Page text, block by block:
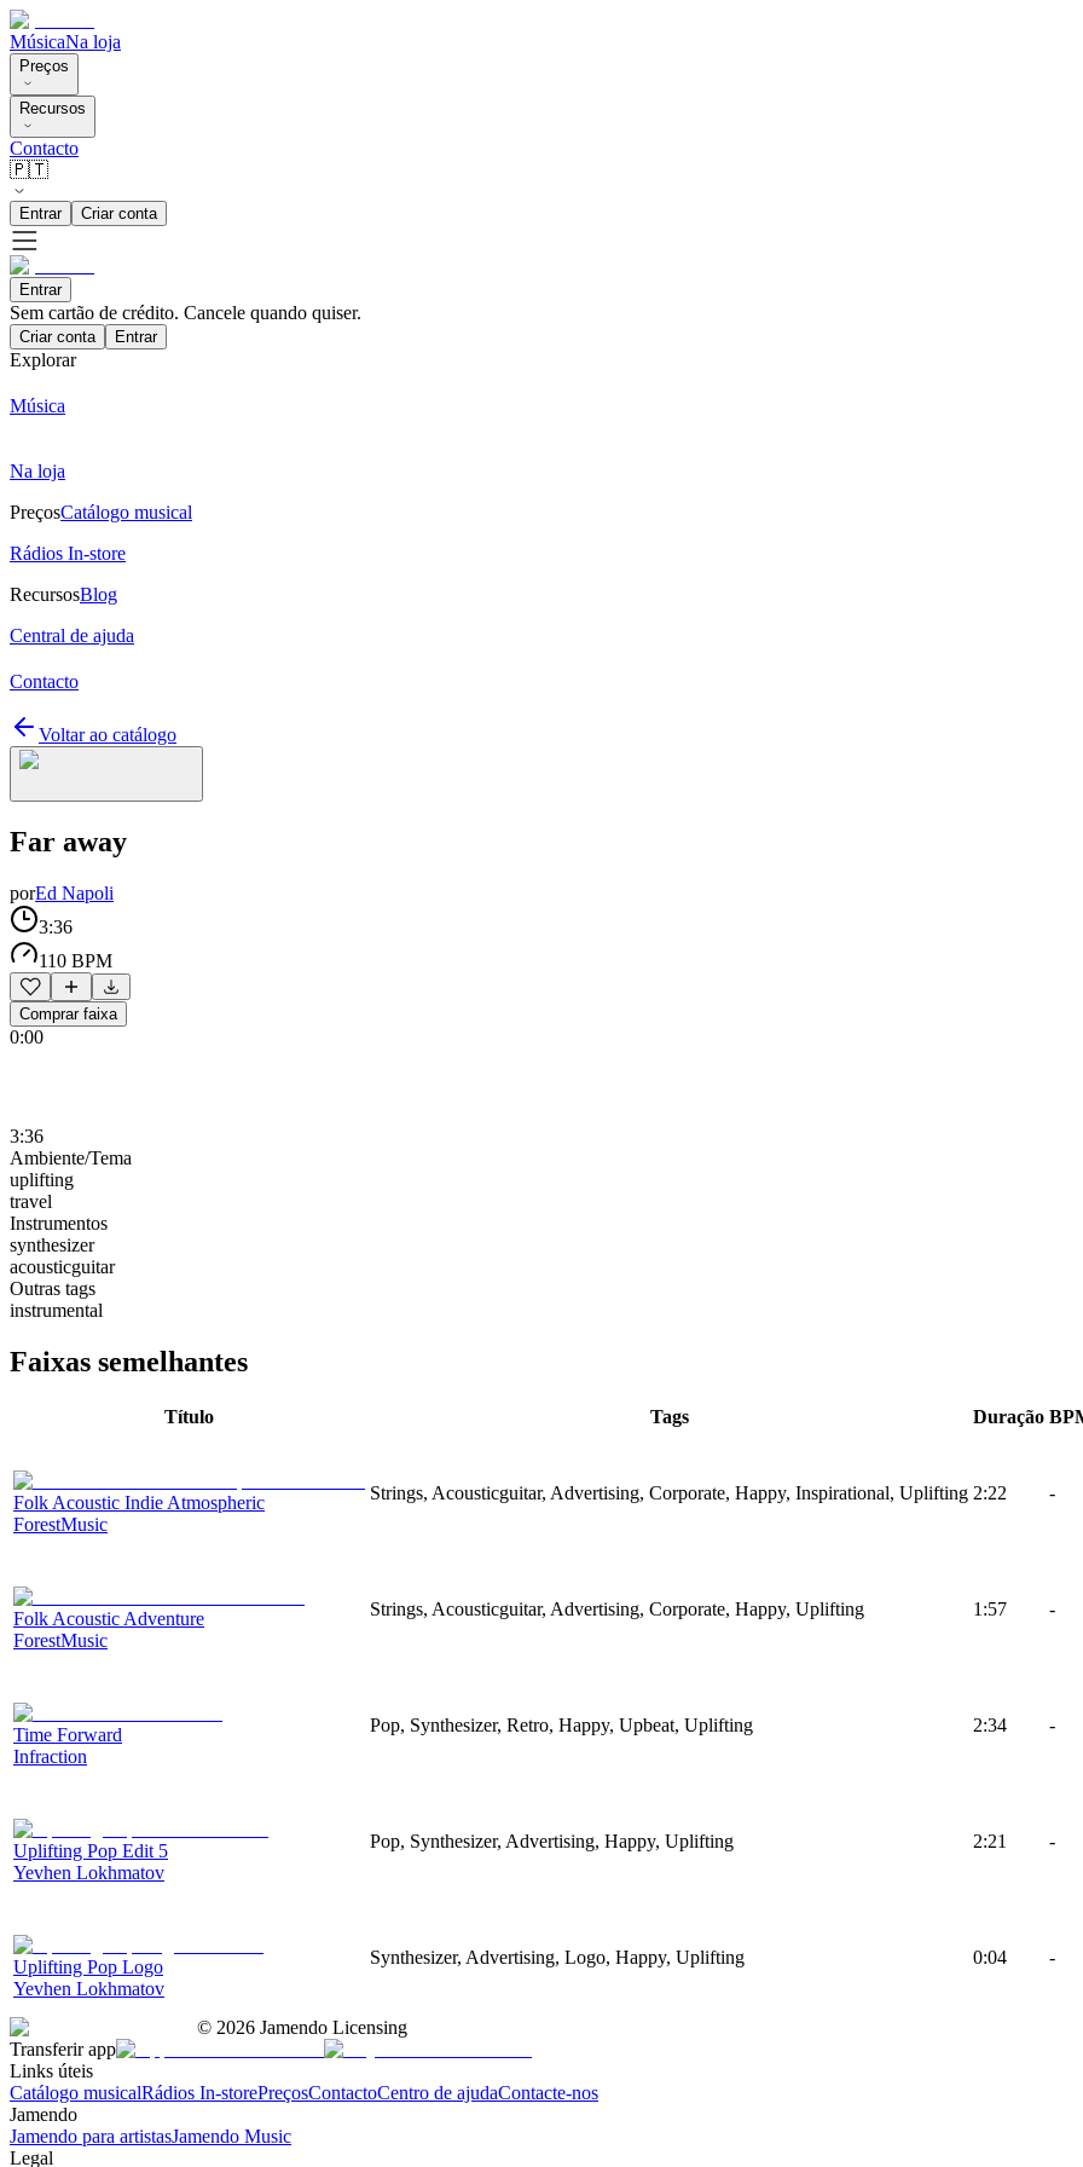
MúsicaNa loja
Preços
Recursos
Contacto
🇵🇹
Entrar Criar conta
Entrar
Sem cartão de crédito. Cancele quando quiser.
Criar conta Entrar
Explorar
Música
Na loja
PreçosCatálogo musical
Rádios In-store
RecursosBlog
Central de ajuda
Contacto
Voltar ao catálogo
Far away
porEd Napoli
3:36
110 BPM
Comprar faixa
0:00
3:36
Ambiente/Tema
uplifting
travel
Instrumentos
synthesizer
acousticguitar
Outras tags
instrumental
Faixas semelhantes
Título Tags Duração
Folk Acoustic Indie Atmospheric
ForestMusic
Strings, Acousticguitar, Advertising, Corporate, Happy, Inspirational, Uplifting 2:22 -
Folk Acoustic Adventure
ForestMusic
Strings, Acousticguitar, Advertising, Corporate, Happy, Uplifting 1:57 -
Time Forward
Infraction
Pop, Synthesizer, Retro, Happy, Upbeat, Uplifting 2:34 -
Uplifting Pop Edit 5
Yevhen Lokhmatov
Pop, Synthesizer, Advertising, Happy, Uplifting 2:21 -
Uplifting Pop Logo
Yevhen Lokhmatov
Synthesizer, Advertising, Logo, Happy, Uplifting 0:04 -
© 2026 Jamendo Licensing
Transferir app
Links úteis
Catálogo musicalRádios In-storePreçosContactoCentro de ajudaContacte-nos
Jamendo
Jamendo para artistasJamendo Music
Legal